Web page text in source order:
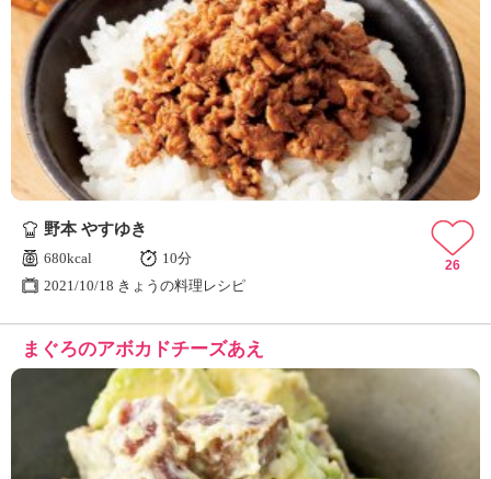
野本 やすゆき
680kcal
10分
2021/10/18 きょうの料理レシピ
26
まぐろのアボカドチーズあえ